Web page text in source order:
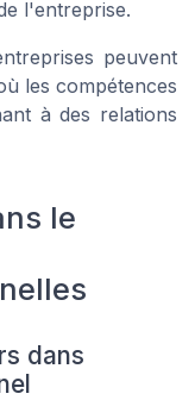
l'entreprise.
peuvent
les compétences
à des relations
le
dans